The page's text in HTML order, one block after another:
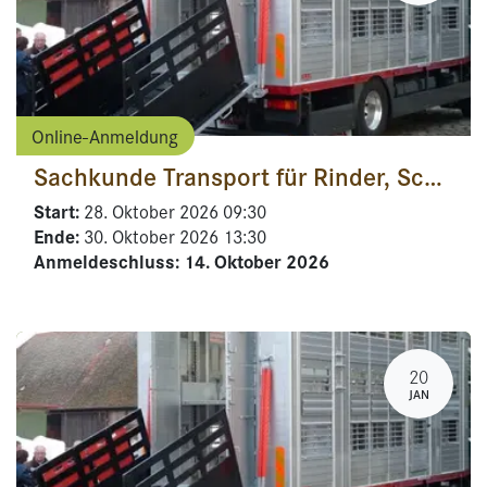
Online-Anmeldung
Sachkunde Transport für Rinder, Schafe, Schweine und evtl. Pferde
Start: 28. Oktober 2026 09:30
Ende: 30. Oktober 2026 13:30
Anmeldeschluss: 14. Oktober 2026
20
JAN